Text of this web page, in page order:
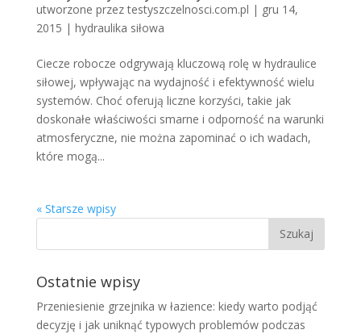
utworzone przeztestyszczelnosci.com.pl | gru 14,
2015 | hydraulika siłowa
Ciecze robocze odgrywają kluczową rolę w hydraulice
siłowej, wpływając na wydajność i efektywność wielu
systemów. Choć oferują liczne korzyści, takie jak
doskonałe właściwości smarne i odporność na warunki
atmosferyczne, nie można zapominać o ich wadach,
które mogą...
« Starsze wpisy
Ostatnie wpisy
Przeniesienie grzejnika w łazience: kiedy warto podjąć
decyzję i jak uniknąć typowych problemów podczas